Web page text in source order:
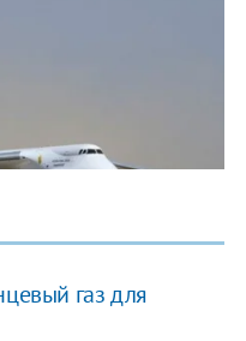
газ для